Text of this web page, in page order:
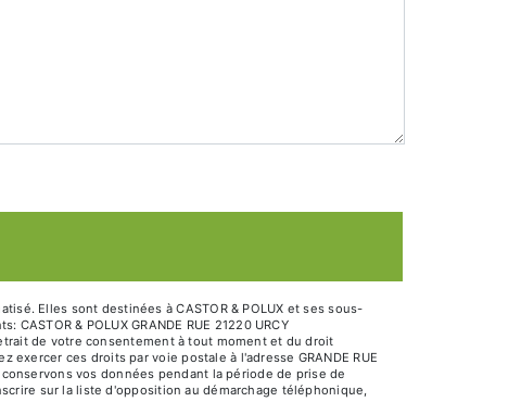
Elles sont destinées à CASTOR & POLUX et ses sous-
& POLUX GRANDE RUE 21220 URCY
de votre consentement à tout moment et du droit
ces droits par voie postale à l'adresse GRANDE RUE
vos données pendant la période de prise de
sur la liste d'opposition au démarchage téléphonique,